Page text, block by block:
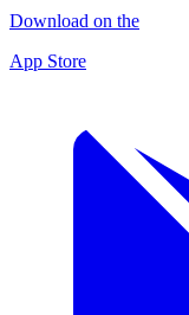
Download on the
App Store